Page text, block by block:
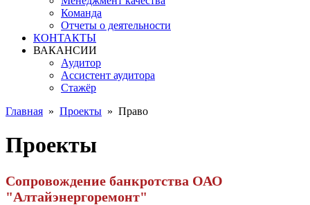
Команда
Отчеты о деятельности
КОНТАКТЫ
ВАКАНСИИ
Аудитор
Ассистент аудитора
Стажёр
Главная » Проекты » Право
Проекты
Сопровождение банкротства ОАО
"Алтайэнергоремонт"